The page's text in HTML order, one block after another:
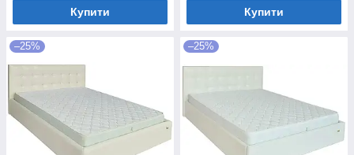
Купити Купити
–25% –25%